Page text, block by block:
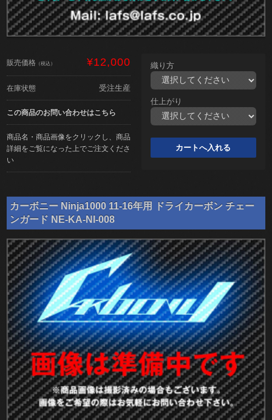
販売価格 （税込） ¥12,000
在庫状態 受注生産
この商品のお問い合わせはこちら
商品名・商品画像をクリックし、商品
詳細をご覧になった上でご注文くださ
い
織り方
仕上がり
カーボニー Ninja1000 11-16年用 ドライカーボン チェー
ンガード NE-KA-NI-008